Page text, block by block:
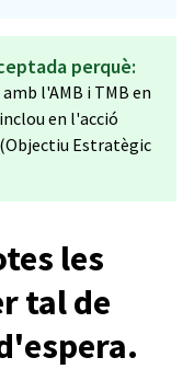
perquè:
l'AMB i TMB en
en l'acció
Estratègic
les
tal de